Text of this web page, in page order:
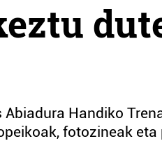
Handiko
fotozineak eta